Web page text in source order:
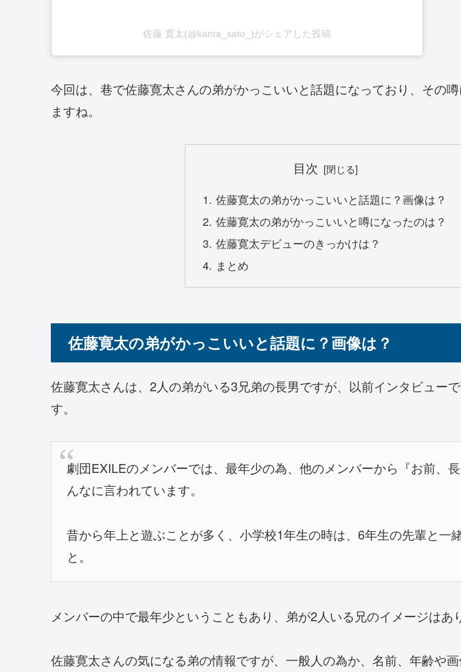
佐藤 寛太(@kanta_sato_)がシェアした投稿
今回は、巷で佐藤寛太さんの弟がかっこいいと話題になっており、その
ますね。
目次
佐藤寛太の弟がかっこいいと話題に？画像は？
佐藤寛太の弟がかっこいいと噂になったのは？
佐藤寛太デビューのきっかけは？
まとめ
佐藤寛太の弟がかっこいいと話題に？画像は？
佐藤寛太さんは、2人の弟がいる3兄弟の長男ですが、以前インタビュー
す。
劇団EXILEのメンバーでは、最年少の為、他のメンバーから『お前、
んなに言われています。
昔から年上と遊ぶことが多く、小学校1年生の時は、6年生の先輩と一
と。
メンバーの中で最年少ということもあり、弟が2人いる兄のイメージはあ
佐藤寛太さんの気になる弟の情報ですが、一般人の為か、名前、年齢や